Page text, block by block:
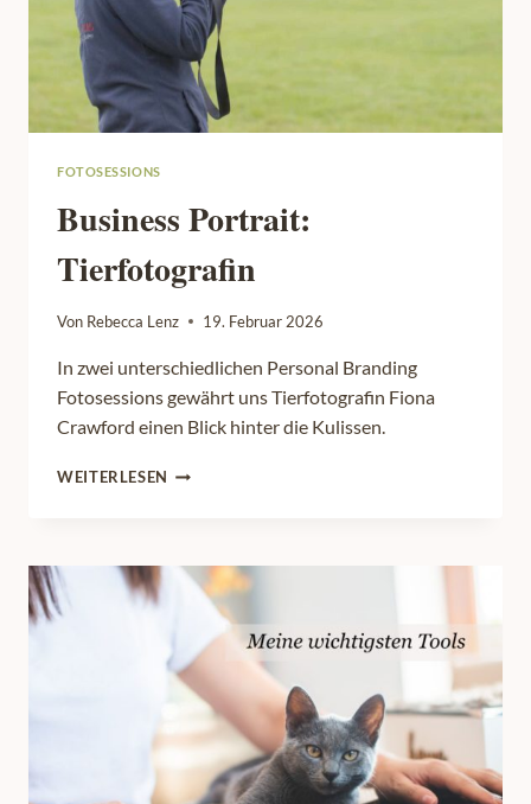
FOTOSESSIONS
Business Portrait:
Tierfotografin
Von Rebecca Lenz 19. Februar 2026
In zwei unterschiedlichen Personal Branding
Fotosessions gewährt uns Tierfotografin Fiona
Crawford einen Blick hinter die Kulissen.
WEITERLESEN BUSINESS